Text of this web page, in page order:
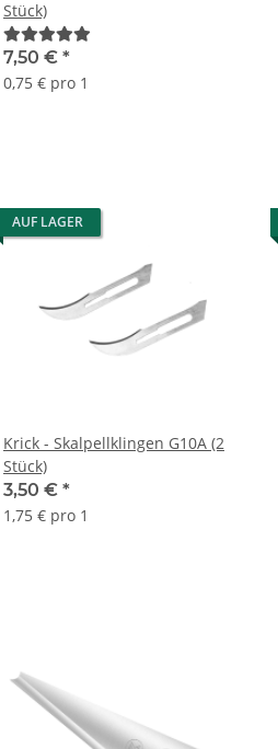
Stück)
7,50 € *
0,75 € pro 1
AUF LAGER
Krick - Skalpellklingen G10A (2
Stück)
3,50 € *
1,75 € pro 1